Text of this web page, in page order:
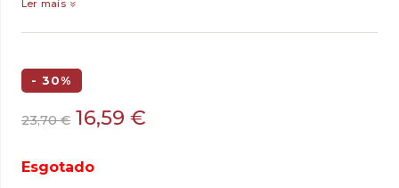
Ler mais
- 30%
23,70€ O
original
16,59 €
Esgotado